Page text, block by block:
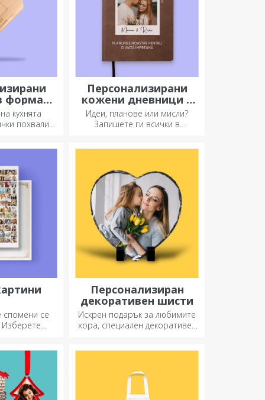
формата
кухнята
похвали.
Персонализирани
кожени дневници в
цвят
Идеи, планове или мисли?
Запишете ги всички в
спомени се
Изберете
Персонализиран
декоративен шисти
Искрен подарък за любимите
хора, специален декоративен